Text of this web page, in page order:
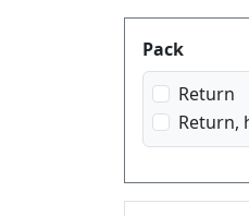
Pack
Return
Return,